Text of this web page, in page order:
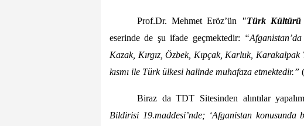
Prof.Dr. Mehmet Eröz’ün "Türk Kültürü
eserinde de şu ifade geçmektedir:
Kazak, Kırgız, Özbek, Kıpçak, Karluk,
kısmı ile Türk ülkesi halinde muhafaza etmektedir.”
Biraz da TDT Sitesinden alıntılar
Bildirisi 19.maddesi’nde;‘Afganistan konusunda